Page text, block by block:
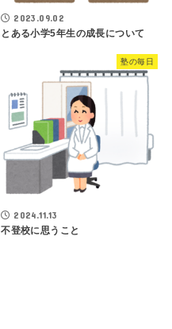
2023.09.02
とある小学5年生の成長について
塾の毎日
2024.11.13
不登校に思うこと